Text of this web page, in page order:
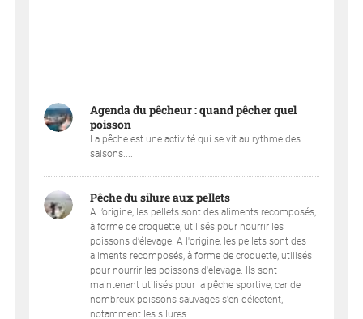
Agenda du pêcheur : quand pêcher quel
poisson
La pêche est une activité qui se vit au rythme des
saisons....
Pêche du silure aux pellets
A l’origine, les pellets sont des aliments recomposés,
à forme de croquette, utilisés pour nourrir les
poissons d’élevage. A l'origine, les pellets sont des
aliments recomposés, à forme de croquette, utilisés
pour nourrir les poissons d'élevage. Ils sont
maintenant utilisés pour la pêche sportive, car de
nombreux poissons sauvages s'en délectent,
notamment les silures....